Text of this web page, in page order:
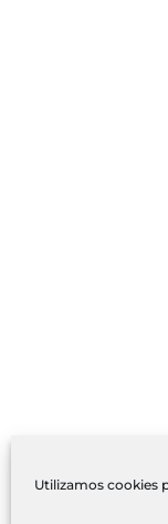
Utilizamos cookies